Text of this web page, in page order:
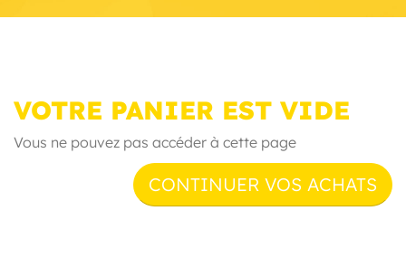
VOTRE PANIER EST VIDE
Vous ne pouvez pas accéder à cette page
CONTINUER VOS ACHATS